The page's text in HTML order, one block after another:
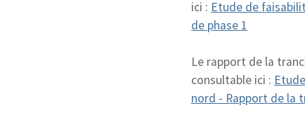
ici : Etude de
de phase 1
Le rapport de la
consultable ici :
nord - Rapport de la